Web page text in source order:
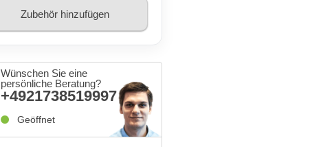
Zubehör hinzufügen
Wünschen Sie eine
persönliche Beratung?
+4921738519997
Geöffnet